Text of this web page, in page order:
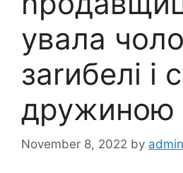
увала
заrибелі і
дружиною
November 8, 2022 by admin